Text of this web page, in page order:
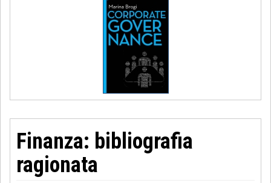
Finanza: bibliografia
ragionata